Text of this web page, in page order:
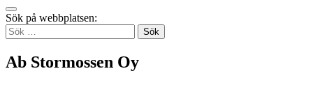
Tillbaka
up
Sök på webbplatsen:
Sök
efter:
Ab Stormossen Oy